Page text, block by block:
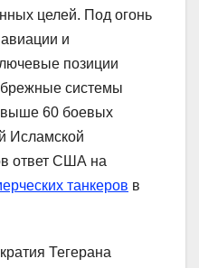
целей. Под огонь
и
позиции
системы
60 боевых
Исламской
ответ США на
танкеров в
Тегерана